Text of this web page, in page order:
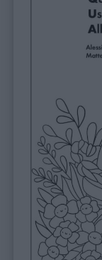
colorare
Storie
per
bambini
Feste